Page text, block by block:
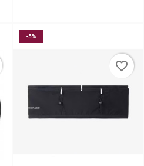
-5%
favorite_border